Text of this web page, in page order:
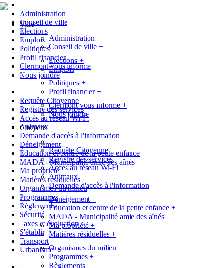
←
Administration
Conseil de ville
Élections
Emplois
Politiques
Profil financier
Clermont vous informe
Nous joindre
←
Requête Citoyenne
Registre des services
Accès au réseau Wi-Fi
Animaux
Demande d'accès à l'information
Déneigement
Éducation et centre de la petite enfance
MADA - Municipalité amie des aînés
Ma propriété
Matières résiduelles
Organismes du milieu
Programmes
Règlements
Sécurité
Taxes et évaluation
S'établir
Transport
Urbanisme
←
Ville
Administration +
Conseil de ville +
Élections +
Emplois
Politiques +
Profil financier+
Clermont vous informe +
Nous joindre
Citoyens
Requête Citoyenne
Registre des services
Accès au réseau Wi-Fi
Animaux
Demande d'accès à l'information
Déneigement +
Éducation et centre de la petite enfance +
MADA - Municipalité amie des aînés
Ma propriété +
Matières résiduelles +
Organismes du milieu
Programmes +
Règlements